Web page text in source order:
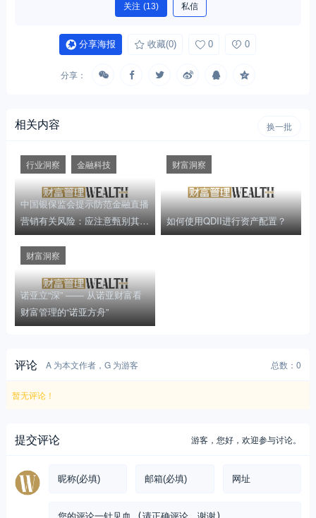
关注 (13) 私信
分享海报 收藏(0) 0 0
分享：
相关内容 换一批
中国银保监会提示防范金融直播
营销有关风险：应注意甄别其广
告主体资质
行业洞察 金融科技
如何使用QDII进行资产配置？
财富洞察
诺亚立“深” —— 从诺亚财富看
财富管理的“诺亚方舟”
财富洞察
评论 A 为本文作者，G 为游客 总数：0
暂无评论！
提交评论 游客，您好，欢迎参与讨论。